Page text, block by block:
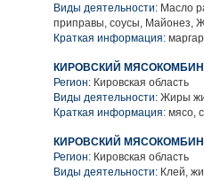
Виды деятельности: Масло
приправы, соусы, Майонез,
Краткая информация:
КИРОВСКИЙ
Регион: Кировская область
Виды деятельности: Жиры
Краткая информация: мясо,
КИРОВСКИЙ
Регион: Кировская область
Виды деятельности: Клей,